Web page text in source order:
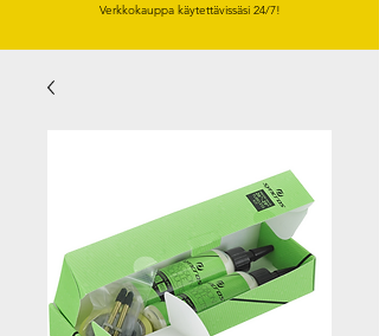
Verkkokauppa käytettävissäsi 24/7!